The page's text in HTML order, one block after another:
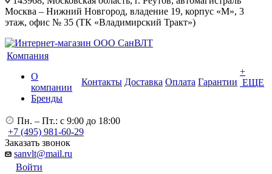
Москва – Нижний Новгород, владение 19, корпус «М», 3
этаж, офис № 35 (ТК «Владимирский Тракт»)
Компания
О
компании
Бренды
Контакты Доставка Оплата Гарантии
+
ЕЩЕ
Пн. – Пт.: с 9:00 до 18:00
+7 (495) 981-60-29
Заказать звонок
sanvlt@mail.ru
Войти